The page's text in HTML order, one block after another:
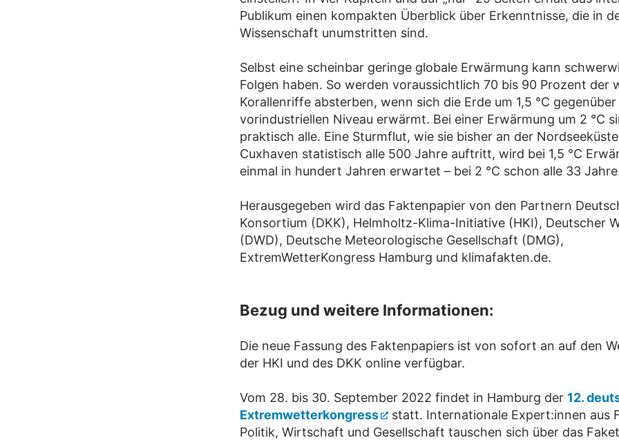
Publikum einen kompakten Überblick über Erkenntnisse, die in
Wissenschaft unumstritten sind.
Selbst eine scheinbar geringe globale Erwärmung kann
Folgen haben. So werden voraussichtlich 70 bis 90 Prozent der
Korallenriffe absterben, wenn sich die Erde um 1,5 °C gegenüber
vorindustriellen Niveau erwärmt. Bei einer Erwärmung um 2 °C
praktisch alle. Eine Sturmflut, wie sie bisher an der
Cuxhaven statistisch alle 500 Jahre auftritt, wird bei 1,5 °C
einmal in hundert Jahren erwartet – bei 2 °C schon alle 33
Herausgegeben wird das Faktenpapier von den Partnern
Konsortium (DKK), Helmholtz-Klima-Initiative (HKI), Deutscher
(DWD), Deutsche Meteorologische Gesellschaft (DMG),
ExtremWetterKongress Hamburg und klimafakten.de.
Bezug und weitere Informationen:
Die neue Fassung des Faktenpapiers ist von sofort an auf den
der HKI und des DKK online verfügbar.
Vom 28. bis 30. September 2022 findet in Hamburg der 12.
Extremwetterkongress
statt. Internationale Expert:innen aus
Politik, Wirtschaft und Gesellschaft tauschen sich über das